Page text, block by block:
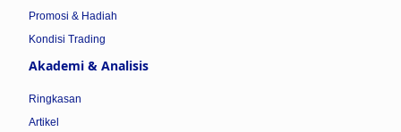
Promosi & Hadiah
Kondisi Trading
Akademi & Analisis
Ringkasan
Artikel